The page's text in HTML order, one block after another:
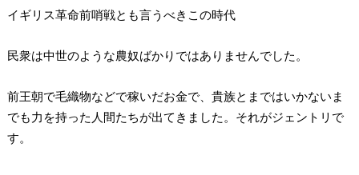
イギリス革命前哨戦とも言うべきこの時代
民衆は中世のような農奴ばかりではありませんでした。
前王朝で毛織物などで稼いだお金で、貴族とまではいかないま
でも力を持った人間たちが出てきました。それがジェントリで
す。